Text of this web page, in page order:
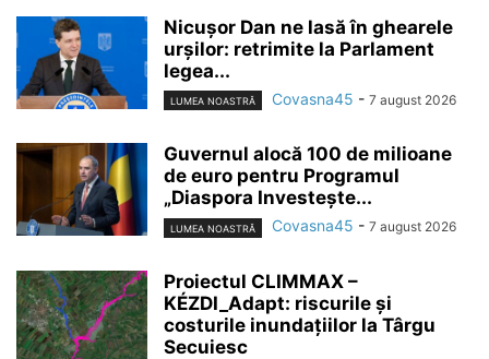
Nicușor Dan ne lasă în ghearele
urșilor: retrimite la Parlament
legea...
LUMEA NOASTRĂ Covasna45 - 7 august 2026
Guvernul alocă 100 de milioane
de euro pentru Programul
„Diaspora Investește...
LUMEA NOASTRĂ Covasna45 - 7 august 2026
Proiectul CLIMMAX –
KÉZDI_Adapt: riscurile și
costurile inundațiilor la Târgu
Secuiesc